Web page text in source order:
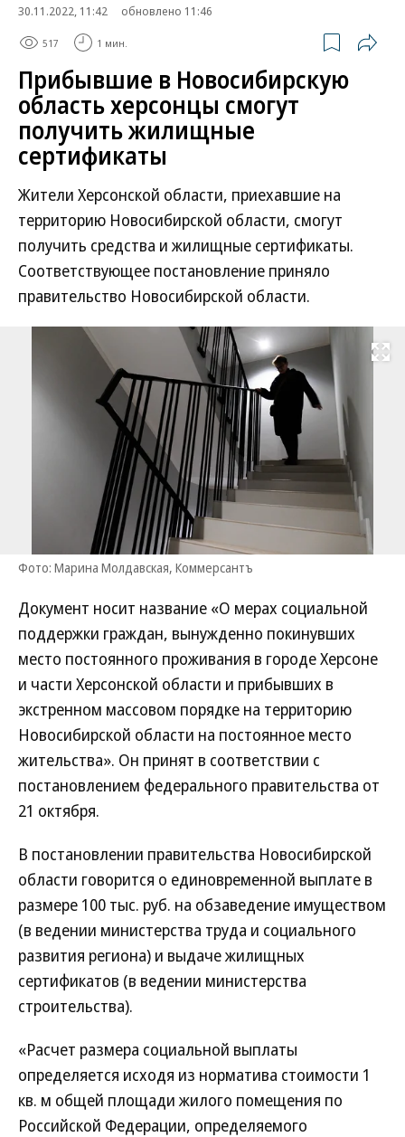
30.11.2022, 11:42
обновлено 11:46
517 1 мин.
Прибывшие в Новосибирскую
область херсонцы смогут
получить жилищные
сертификаты
Жители Херсонской области, приехавшие на
территорию Новосибирской области, смогут
получить средства и жилищные сертификаты.
Соответствующее постановление приняло
правительство Новосибирской области.
Развернуть
Фото: Марина Молдавская, Коммерсантъ
Документ носит название «О мерах социальной
поддержки граждан, вынужденно покинувших
место постоянного проживания в городе Херсоне
и части Херсонской области и прибывших в
экстренном массовом порядке на территорию
Новосибирской области на постоянное место
жительства». Он принят в соответствии с
постановлением федерального правительства от
21 октября.
В постановлении правительства Новосибирской
области говорится о единовременной выплате в
размере 100 тыс. руб. на обзаведение имуществом
(в ведении министерства труда и социального
развития региона) и выдаче жилищных
сертификатов (в ведении министерства
строительства).
«Расчет размера социальной выплаты
определяется исходя из норматива стоимости 1
кв. м общей площади жилого помещения по
Российской Федерации, определяемого